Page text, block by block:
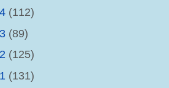
(112)
(89)
(125)
(131)